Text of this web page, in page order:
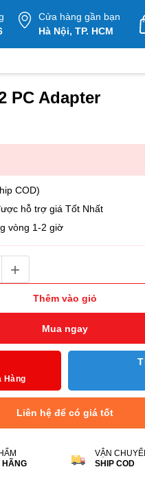
Cửa hàng gần bạn
Hà Nội, TP. HCM
PC Adapter
COD)
hỗ trợ giá Tốt Nhất
vòng 1-2 giờ
Thêm vào giỏ
Mua ngay
Hàng
Liên hệ để có giá tốt
HÃNG
VẬN
SHIP COD